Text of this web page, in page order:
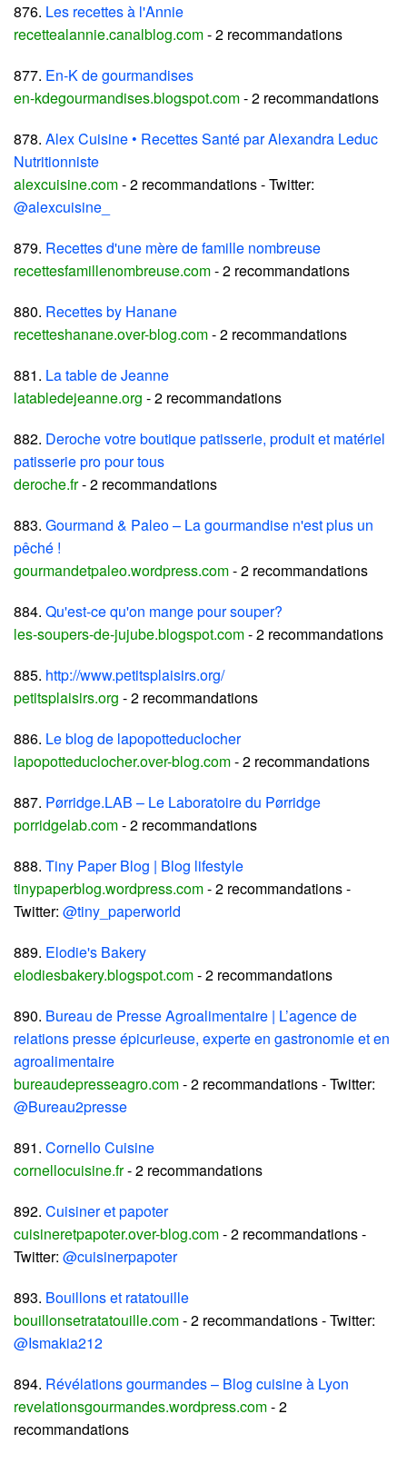
876. Les recettes à l'Annie
recettealannie.canalblog.com- 2 recommandations
877. En-K de gourmandises
en-kdegourmandises.blogspot.com- 2 recommandations
878. Alex Cuisine • Recettes Santé par Alexandra Leduc
Nutritionniste
alexcuisine.com- 2 recommandations - Twitter:
@alexcuisine_
879. Recettes d'une mère de famille nombreuse
recettesfamillenombreuse.com- 2 recommandations
880. Recettes by Hanane
recetteshanane.over-blog.com- 2 recommandations
881. La table de Jeanne
latabledejeanne.org - 2 recommandations
882. Deroche votre boutique patisserie, produit et matériel
patisserie pro pour tous
deroche.fr- 2 recommandations
883. Gourmand & Paleo – La gourmandise n'est plus un
pêché !
gourmandetpaleo.wordpress.com- 2 recommandations
884. Qu'est-ce qu'on mange pour souper?
les-soupers-de-jujube.blogspot.com- 2 recommandations
885. http://www.petitsplaisirs.org/
petitsplaisirs.org - 2 recommandations
886. Le blog de lapopotteduclocher
lapopotteduclocher.over-blog.com- 2 recommandations
887. Pørridge.LAB – Le Laboratoire du Pørridge
porridgelab.com- 2 recommandations
888. Tiny Paper Blog | Blog lifestyle
tinypaperblog.wordpress.com- 2 recommandations -
Twitter: @tiny_paperworld
889. Elodie's Bakery
elodiesbakery.blogspot.com- 2 recommandations
890. Bureau de Presse Agroalimentaire | L’agence de
relations presse épicurieuse, experte en gastronomie et en
agroalimentaire
bureaudepresseagro.com- 2 recommandations - Twitter:
@Bureau2presse
891. Cornello Cuisine
cornellocuisine.fr- 2 recommandations
892. Cuisiner et papoter
cuisineretpapoter.over-blog.com- 2 recommandations -
Twitter: @cuisinerpapoter
893. Bouillons et ratatouille
bouillonsetratatouille.com- 2 recommandations - Twitter:
@Ismakia212
894. Révélations gourmandes – Blog cuisine à Lyon
revelationsgourmandes.wordpress.com- 2
recommandations